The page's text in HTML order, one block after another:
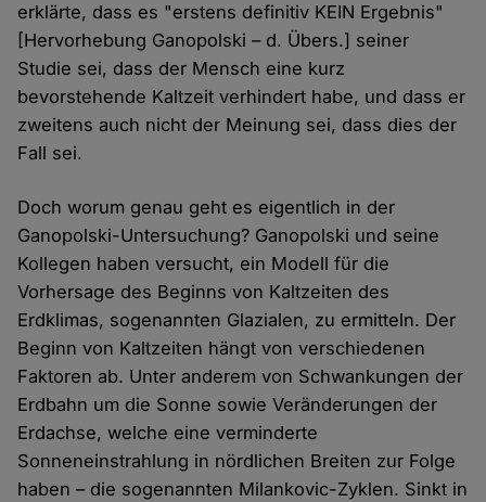
erklärte, dass es "erstens definitiv KEIN Ergebnis"
[Hervorhebung Ganopolski – d. Übers.] seiner
Studie sei, dass der Mensch eine kurz
bevorstehende Kaltzeit verhindert habe, und dass er
zweitens auch nicht der Meinung sei, dass dies der
Fall sei.
Doch worum genau geht es eigentlich in der
Ganopolski-Untersuchung? Ganopolski und seine
Kollegen haben versucht, ein Modell für die
Vorhersage des Beginns von Kaltzeiten des
Erdklimas, sogenannten Glazialen, zu ermitteln. Der
Beginn von Kaltzeiten hängt von verschiedenen
Faktoren ab. Unter anderem von Schwankungen der
Erdbahn um die Sonne sowie Veränderungen der
Erdachse, welche eine verminderte
Sonneneinstrahlung in nördlichen Breiten zur Folge
haben – die sogenannten Milankovic-Zyklen. Sinkt in